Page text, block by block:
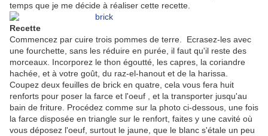
temps que je me décide à réaliser cette recette.
Recette
Commencez par cuire trois pommes de terre. Ecrasez-les avec
une fourchette, sans les réduire en purée, il faut qu'il reste des
morceaux. Incorporez le thon égoutté, les capres, la coriandre
hachée, et à votre goût, du raz-el-hanout et de la harissa.
Coupez deux feuilles de brick en quatre, cela vous fera huit
renforts pour poser la farce et l'oeuf , et la transporter jusqu'au
bain de friture. Procédez comme sur la photo ci-dessous, une fois
la farce disposée en triangle sur le renfort, faites y une cavité où
vous déposez l'oeuf, surtout le jaune, que le blanc s'étale un peu